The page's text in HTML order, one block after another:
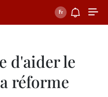
d'aider le
réforme